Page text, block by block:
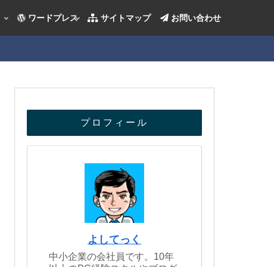
ワードプレス サイトマップ お問い合わせ
プロフィール
よしてっく
中小企業の会社員です。10年